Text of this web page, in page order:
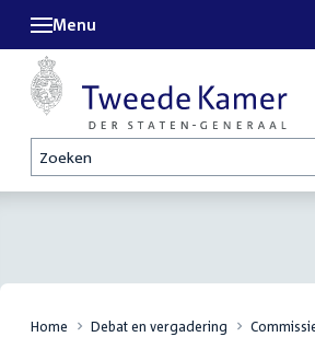
Zoeken
Menu
Home Debat en vergadering